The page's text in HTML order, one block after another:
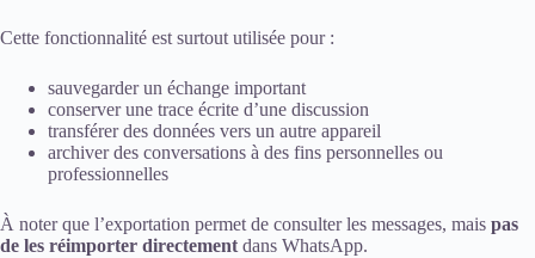
Cette fonctionnalité est surtout utilisée pour :
sauvegarder un échange important
conserver une trace écrite d’une discussion
transférer des données vers un autre appareil
archiver des conversations à des fins personnelles ou
professionnelles
À noter que l’exportation permet de consulter les messages, mais pas
de les réimporter directementdans WhatsApp.